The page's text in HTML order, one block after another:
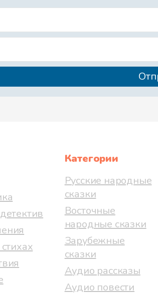
Категории
Русские народные
сказки
Восточные
народные сказки
Зарубежные
сказки
Аудио рассказы
Аудио повести